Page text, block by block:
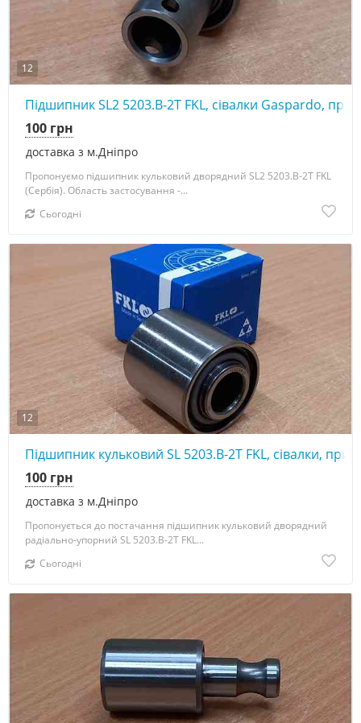
12
Підшипник SL2 5203.B-2T FKL, сівалки Gaspardo,
доставка з м.Дніпро
100 грн
Пропонуємо підшипник кульковий дворядний SL2 5203.B-2T FKL
(Сербія). Область застосування -...
Сьогодні
12
Підшипник кульковий SL 5203.B-2T FKL, сівалки,
доставка з м.Дніпро
100 грн
Пропонується до постачання підшипник кульковий дворядний
радіально-упорний SL 5203.B-2T FKL...
Сьогодні